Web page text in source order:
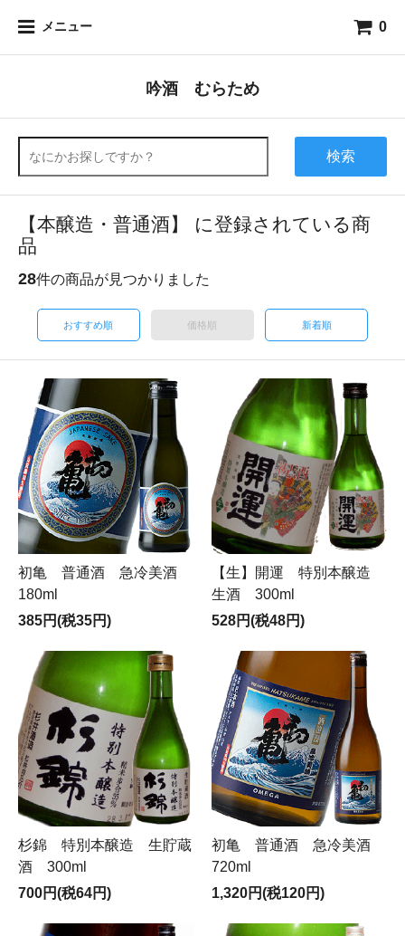
メニュー 0
吟酒 むらため
検索
【本醸造・普通酒】 に登録されている商
品
28件の商品が見つかりました
おすすめ順 価格順 新着順
初亀 普通酒 急冷美酒
180ml
385円(税35円)
【生】開運 特別本醸造
生酒 300ml
528円(税48円)
杉錦 特別本醸造 生貯蔵
酒 300ml
700円(税64円)
初亀 普通酒 急冷美酒
720ml
1,320円(税120円)